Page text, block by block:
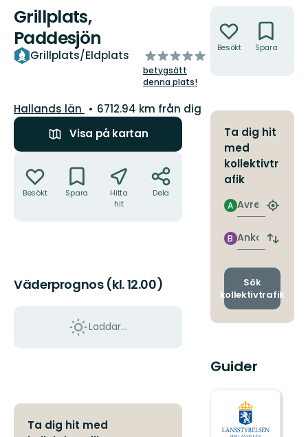
Grillplats,
Paddesjön
Grillplats/Eldplats
av
5
stjärnor
betygsätt
denna plats!
Län:
Hallands län
6712.94 km från dig
Visa på kartan
Besökt Spara
Hitta
hit
Dela
Väderprognos (kl. 12.00)
Laddar...
Ta dig hit med
Besökt Spara
Ta dig hit
med
kollektivtr
afik
Avresa
A
Hitta
Ankomst
B
Byt
och
Sök
kollektivtrafik
Guider